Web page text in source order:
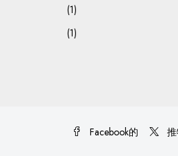
(1)
(1)
Facebook的